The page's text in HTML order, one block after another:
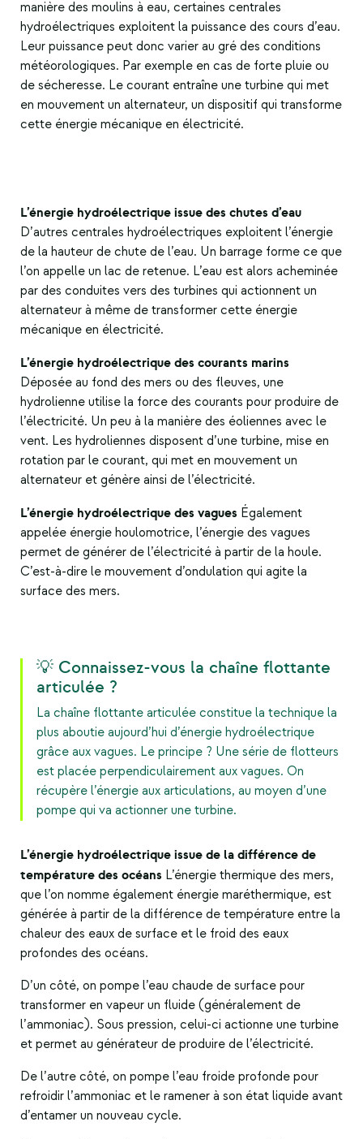
manière des moulins à eau, certaines centrales
hydroélectriques exploitent la puissance des cours d’eau.
Leur puissance peut donc varier au gré des conditions
météorologiques. Par exemple en cas de forte pluie ou
de sécheresse. Le courant entraîne une turbine qui met
en mouvement un alternateur, un dispositif qui transforme
cette énergie mécanique en électricité.
L’énergie hydroélectrique issue des chutes d’eau
D’autres centrales hydroélectriques exploitent l’énergie
de la hauteur de chute de l’eau. Un barrage forme ce que
l’on appelle un lac de retenue. L’eau est alors acheminée
par des conduites vers des turbines qui actionnent un
alternateur à même de transformer cette énergie
mécanique en électricité.
L’énergie hydroélectrique des courants marins
Déposée au fond des mers ou des fleuves, une
hydrolienne utilise la force des courants pour produire de
l’électricité. Un peu à la manière des éoliennes avec le
vent. Les hydroliennes disposent d’une turbine, mise en
rotation par le courant, qui met en mouvement un
alternateur et génère ainsi de l’électricité.
L’énergie hydroélectrique des vagues Également
appelée énergie houlomotrice, l’énergie des vagues
permet de générer de l’électricité à partir de la houle.
C’est-à-dire le mouvement d’ondulation qui agite la
surface des mers.
💡 Connaissez-vous la chaîne flottante
articulée ?
La chaîne flottante articulée constitue la technique la
plus aboutie aujourd’hui d’énergie hydroélectrique
grâce aux vagues. Le principe ? Une série de flotteurs
est placée perpendiculairement aux vagues. On
récupère l’énergie aux articulations, au moyen d’une
pompe qui va actionner une turbine.
L’énergie hydroélectrique issue de la différence de
température des océans L’énergie thermique des mers,
que l’on nomme également énergie maréthermique, est
générée à partir de la différence de température entre la
chaleur des eaux de surface et le froid des eaux
profondes des océans.
D’un côté, on pompe l’eau chaude de surface pour
transformer en vapeur un fluide (généralement de
l’ammoniac). Sous pression, celui-ci actionne une turbine
et permet au générateur de produire de l’électricité.
De l’autre côté, on pompe l’eau froide profonde pour
refroidir l’ammoniac et le ramener à son état liquide avant
d’entamer un nouveau cycle.